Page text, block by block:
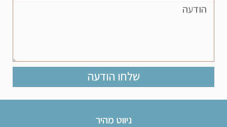
שלחו הודעה
ניווט מהיר